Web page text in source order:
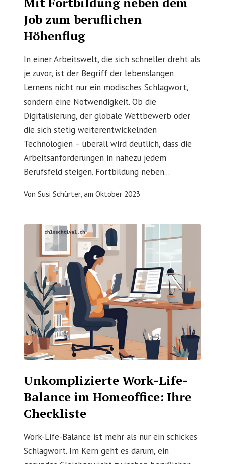
Job zum beruflichen
Höhenflug
In einer Arbeitswelt, die sich schneller dreht als
je zuvor, ist der Begriff der lebenslangen
Lernens nicht nur ein modisches Schlagwort,
sondern eine Notwendigkeit. Ob die
Digitalisierung, der globale Wettbewerb oder
die sich stetig weiterentwickelnden
Technologien – überall wird deutlich, dass die
Arbeitsanforderungen in nahezu jedem
Berufsfeld steigen. Fortbildung neben...
VonSusi Schürter, amOktober 2023
Unkomplizierte Work-Life-
Balance im Homeoffice: Ihre
Checkliste
Work-Life-Balance ist mehr als nur ein schickes
Schlagwort. Im Kern geht es darum, ein